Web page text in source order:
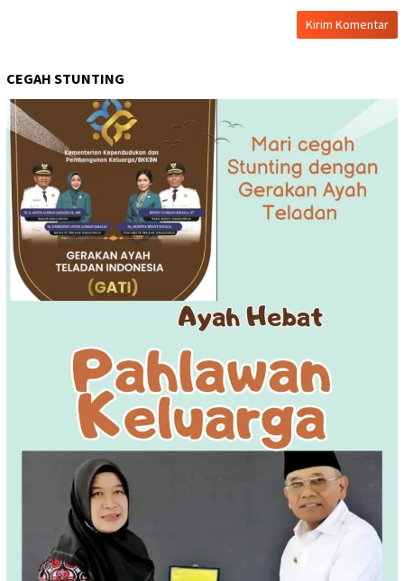
CEGAH STUNTING